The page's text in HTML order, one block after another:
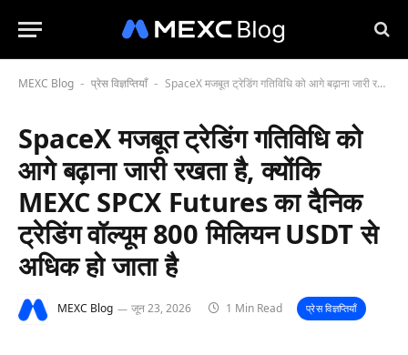
MEXC Blog - प्रेस विज्ञप्तियाँ - SpaceX मजबूत ट्रेडिंग गतिविधि को आगे बढ़ाना जारी रखता है, क्योंकि MEXC SPCX Futures का दैनिक ट्रेडिंग वॉल्यूम 800 मिलियन USDT से अधिक हो जाता है
SpaceX मजबूत ट्रेडिंग गतिविधि को
आगे बढ़ाना जारी रखता है, क्योंकि
MEXC SPCX Futures का दैनिक
ट्रेडिंग वॉल्यूम 800 मिलियन USDT से
अधिक हो जाता है
MEXC Blog जून 23, 2026 1 Min Read प्रेस विज्ञप्तियाँ